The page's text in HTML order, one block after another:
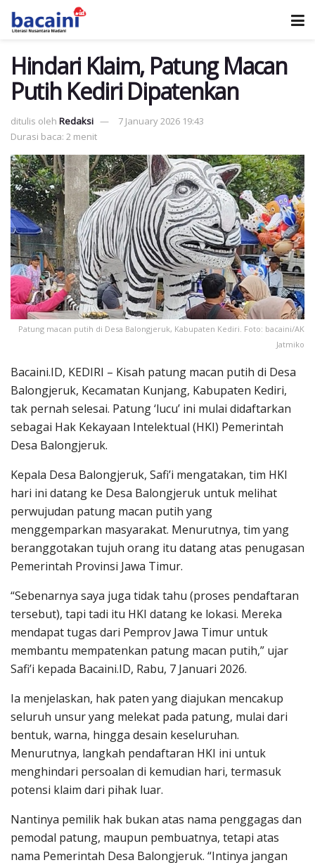
Hindari Klaim, Patung Macan
Putih Kediri Dipatenkan
ditulis oleh Redaksi
7 January 2026 19:43
Durasi baca: 2 menit
Patung macan putih di Desa Balongjeruk, Kabupaten Kediri. Foto: bacaini/AK
Jatmiko
Bacaini.ID, KEDIRI – Kisah patung macan putih di Desa
Balongjeruk, Kecamatan Kunjang, Kabupaten Kediri,
tak pernah selesai. Patung ‘lucu’ ini mulai didaftarkan
sebagai Hak Kekayaan Intelektual (HKI) Pemerintah
Desa Balongjeruk.
Kepala Desa Balongjeruk, Safi’i mengatakan, tim HKI
hari ini datang ke Desa Balongjeruk untuk melihat
perwujudan patung macan putih yang
menggemparkan masyarakat. Menurutnya, tim yang
beranggotakan tujuh orang itu datang atas penugasan
Pemerintah Provinsi Jawa Timur.
“Sebenarnya saya juga tidak tahu (proses pendaftaran
tersebut), tapi tadi itu HKI datang ke lokasi. Mereka
mendapat tugas dari Pemprov Jawa Timur untuk
membantu mempatenkan patung macan putih,” ujar
Safi’i kepada Bacaini.ID, Rabu, 7 Januari 2026.
Ia menjelaskan, hak paten yang diajukan mencakup
seluruh unsur yang melekat pada patung, mulai dari
bentuk, warna, hingga desain keseluruhan.
Menurutnya, langkah pendaftaran HKI ini untuk
menghindari persoalan di kemudian hari, termasuk
potensi klaim dari pihak luar.
Nantinya pemilik hak bukan atas nama penggagas dan
pemodal patung, maupun pembuatnya, tetapi atas
nama Pemerintah Desa Balongjeruk. “Intinya jangan